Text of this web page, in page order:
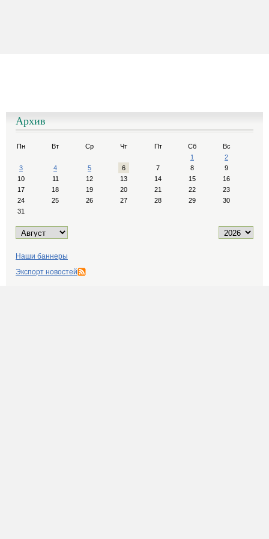
Архив
Пн Вт Ср Чт Пт Сб
Вс
1
2
3
4 5 6 7 8
9
10
11 12 13 14 15
16
17
18 19 20 21 22
23
24
25 26 27 28 29
30
31
Наши баннеры
Экспорт новостей